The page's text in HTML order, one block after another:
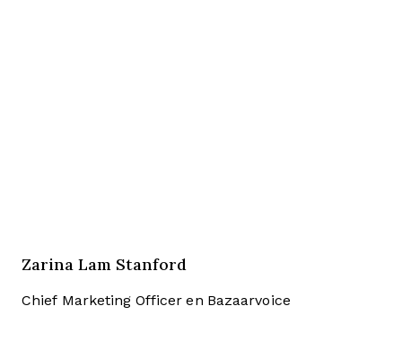
Zarina Lam Stanford
Chief Marketing Officer en Bazaarvoice